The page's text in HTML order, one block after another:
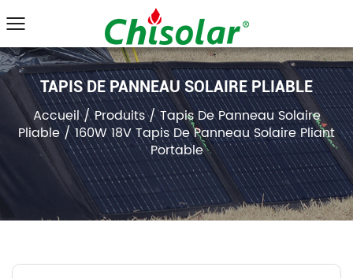
TAPIS DE PANNEAU SOLAIRE PLIABLE
Accueil/Produits/Tapis De Panneau Solaire
Pliable/160W 18V Tapis De Panneau Solaire Pliant
Portable